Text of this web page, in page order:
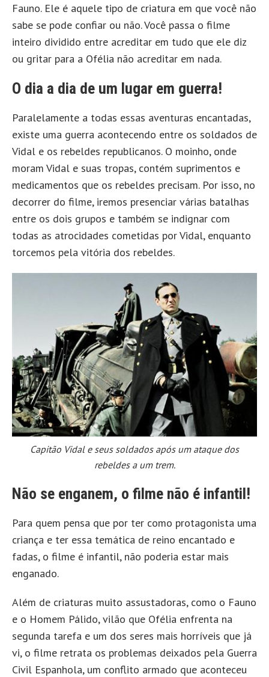
Fauno. Ele é aquele tipo de criatura em que você não
sabe se pode confiar ou não. Você passa o filme
inteiro dividido entre acreditar em tudo que ele diz
ou gritar para a Ofélia não acreditar em nada.
O dia a dia de um lugar em guerra!
Paralelamente a todas essas aventuras encantadas,
existe uma guerra acontecendo entre os soldados de
Vidal e os rebeldes republicanos. O moinho, onde
moram Vidal e suas tropas, contém suprimentos e
medicamentos que os rebeldes precisam. Por isso, no
decorrer do filme, iremos presenciar várias batalhas
entre os dois grupos e também se indignar com
todas as atrocidades cometidas por Vidal, enquanto
torcemos pela vitória dos rebeldes.
Capitão Vidal e seus soldados após um ataque dos
rebeldes a um trem.
Não se enganem, o filme não é infantil!
Para quem pensa que por ter como protagonista uma
criança e ter essa temática de reino encantado e
fadas, o filme é infantil, não poderia estar mais
enganado.
Além de criaturas muito assustadoras, como o Fauno
e o Homem Pálido, vilão que Ofélia enfrenta na
segunda tarefa e um dos seres mais horríveis que já
vi, o filme retrata os problemas deixados pela Guerra
Civil Espanhola, um conflito armado que aconteceu